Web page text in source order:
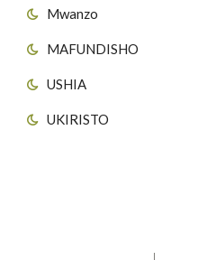
Mwanzo
MAFUNDISHO
USHIA
UKIRISTO